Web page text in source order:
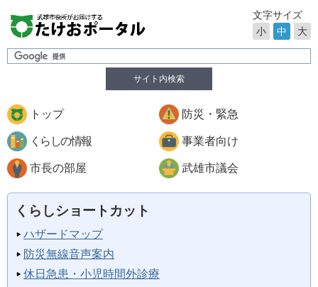
サイト内検索
文字サイズ
小
中 大
トップ 防災・緊急
くらしの情報 事業者向け
市長の部屋 武雄市議会
くらしショートカット
ハザードマップ
防災無線音声案内
休日急患・小児時間外診療